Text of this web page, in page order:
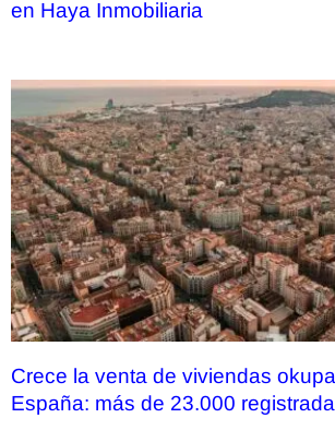
en Haya Inmobiliaria
Crece la venta de viviendas
España: más de 23.000